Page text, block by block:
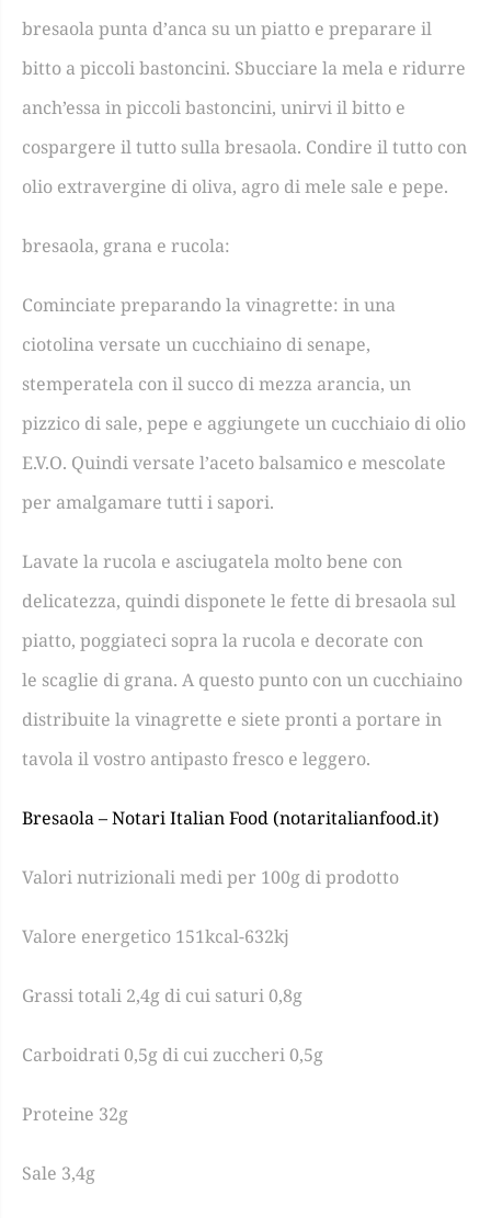
bresaola punta d’anca su un piatto e preparare il
bitto a piccoli bastoncini. Sbucciare la mela e ridurre
anch’essa in piccoli bastoncini, unirvi il bitto e
cospargere il tutto sulla bresaola. Condire il tutto con
olio extravergine di oliva, agro di mele sale e pepe.
bresaola, grana e rucola:
Cominciate preparandola vinagrette: in una
ciotolina versate un cucchiaino di senape,
stemperatela con il succo di mezza arancia, un
pizzico di sale, pepe e aggiungete un cucchiaio di olio
E.V.O. Quindi versate l’aceto balsamico e mescolate
per amalgamare tutti i sapori.
Lavate la rucola e asciugatela molto bene con
delicatezza, quindi disponete le fette di bresaola sul
piatto, poggiateci sopra la rucola e decorate con
le scaglie di grana. A questo punto con un cucchiaino
distribuite la vinagrette e siete pronti a portare in
tavola il vostro antipasto fresco e leggero.
Bresaola – Notari Italian Food (notaritalianfood.it)
Valori nutrizionali medi per 100g di prodotto
Valore energetico 151kcal-632kj
Grassi totali 2,4g di cui saturi 0,8g
Carboidrati 0,5g di cui zuccheri 0,5g
Proteine 32g
Sale 3,4g